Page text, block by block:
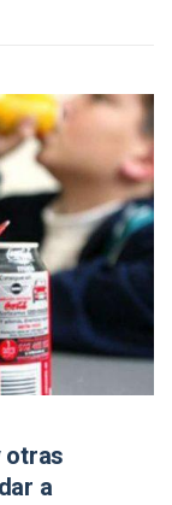
otras
a